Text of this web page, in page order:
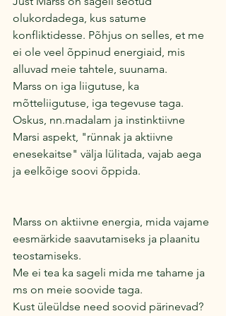
olukordadega, kus satume
konfliktidesse. Põhjus on selles, et me
ei ole veel õppinud energiaid, mis
alluvad meie tahtele, suunama.
Marss on iga liigutuse, ka
mõtteliigutuse, iga tegevuse taga.
Oskus, nn.madalam ja instinktiivne
Marsi aspekt, "rünnak ja aktiivne
enesekaitse" välja lülitada, vajab aega
ja eelkõige soovi õppida.
Marss on aktiivne energia, mida vajame
eesmärkide saavutamiseks ja plaanitu
teostamiseks.
Me ei tea ka sageli mida me tahame ja
ms on meie soovide taga.
Kust üleüldse need soovid pärinevad?